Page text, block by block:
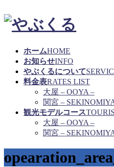
ホームHOME
お知らせINFO
やぶくるについて
料金表RATES LIST
大屋 – OOYA –
関宮 –
観光モデルコース
大屋 – OOYA –
関宮 –